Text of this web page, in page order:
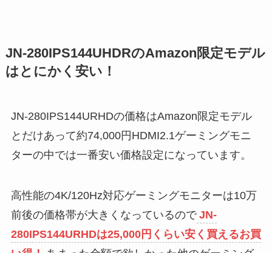
JN-280IPS144UHDRのAmazon限定モデル
はとにかく安い！
JN-280IPS144URHDの価格はAmazon限定モデル
とだけあって約74,000円HDMI2.1ゲーミングモニ
ターの中では一番安い価格設定になっています。
高性能の4K/120Hz対応ゲーミングモニターは10万
前後の価格帯が大きくなっているので JN-
280IPS144URHDは25,000円くらい安く買えるお買